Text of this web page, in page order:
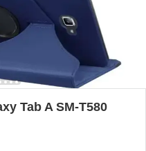
Tab A SM-T580